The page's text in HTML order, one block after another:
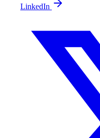
LinkedIn